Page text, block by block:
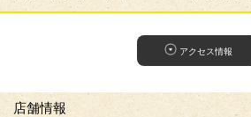
アクセス情報
店舗情報